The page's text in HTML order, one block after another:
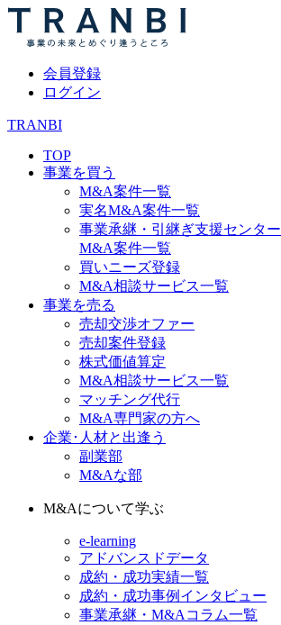
会員登録
ログイン
TRANBI
TOP
事業を買う
M&A案件一覧
実名M&A案件一覧
事業承継・引継ぎ支援センター
M&A案件一覧
買いニーズ登録
M&A相談サービス一覧
事業を売る
売却交渉オファー
売却案件登録
株式価値算定
M&A相談サービス一覧
マッチング代行
M&A専門家の方へ
企業･人材と出逢う
副業部
M&Aな部
M&Aについて学ぶ
e-learning
アドバンスドデータ
成約・成功実績一覧
成約・成功事例インタビュー
事業承継・M&Aコラム一覧